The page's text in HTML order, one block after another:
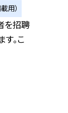
用）
を招聘
。こ